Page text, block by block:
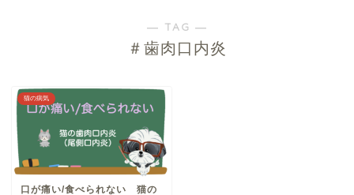
― TAG ―
＃歯肉口内炎
猫の病気
口が痛い/食べられない 猫の